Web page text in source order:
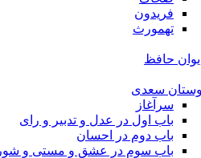
فریدون
تهمورث
حافظ
سعدی
سرآغاز
باب اول در عدل و تدبیر و رای
باب دوم در احسان
باب سوم در عشق و مستی و شور